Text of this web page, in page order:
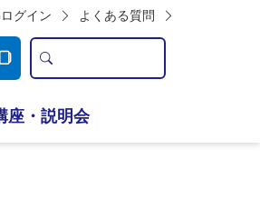
グイン よくある質問
座・説明会